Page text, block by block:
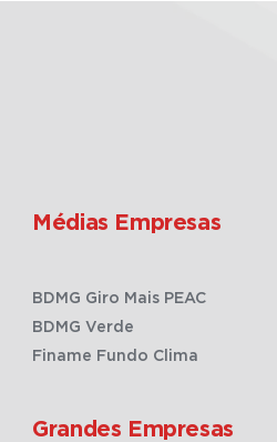
Médias Empresas
BDMG Giro Mais PEAC
BDMG Verde
Finame Fundo Clima
Grandes Empresas